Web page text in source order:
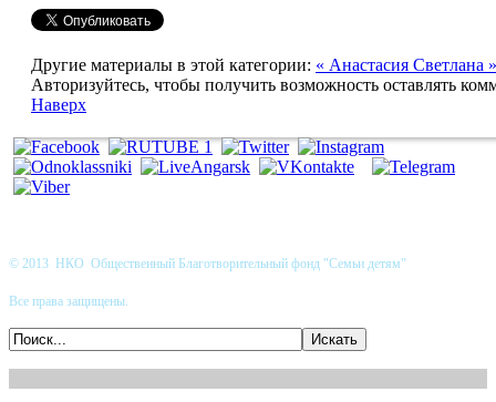
Другие материалы в этой категории: « Анастасия Светлана »
Авторизуйтесь, чтобы получить возможность оставлять
Наверх
© 2013 НКО Общественный Благотворительный фонд "Семьи детям"
Все права защищены.